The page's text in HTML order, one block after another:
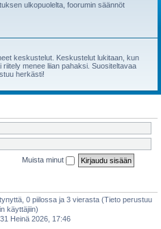
ulkopuolelta, foorumin säännöt
keskustelut. Keskustelut lukitaan, kun
menee liian pahaksi. Suositeltavaa
herkästi!
Muista minut
0 piilossa ja 3 vierasta (Tieto perustuu
käyttäjiin)
Heinä 2026, 17:46